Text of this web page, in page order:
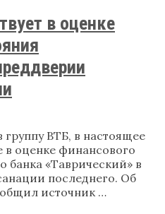
в оценке
ВТБ, в настоящее
в оценке финансового
банка «Таврический» в
последнего. Об
источник …